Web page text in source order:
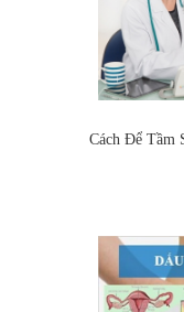
Cách Để Tầm